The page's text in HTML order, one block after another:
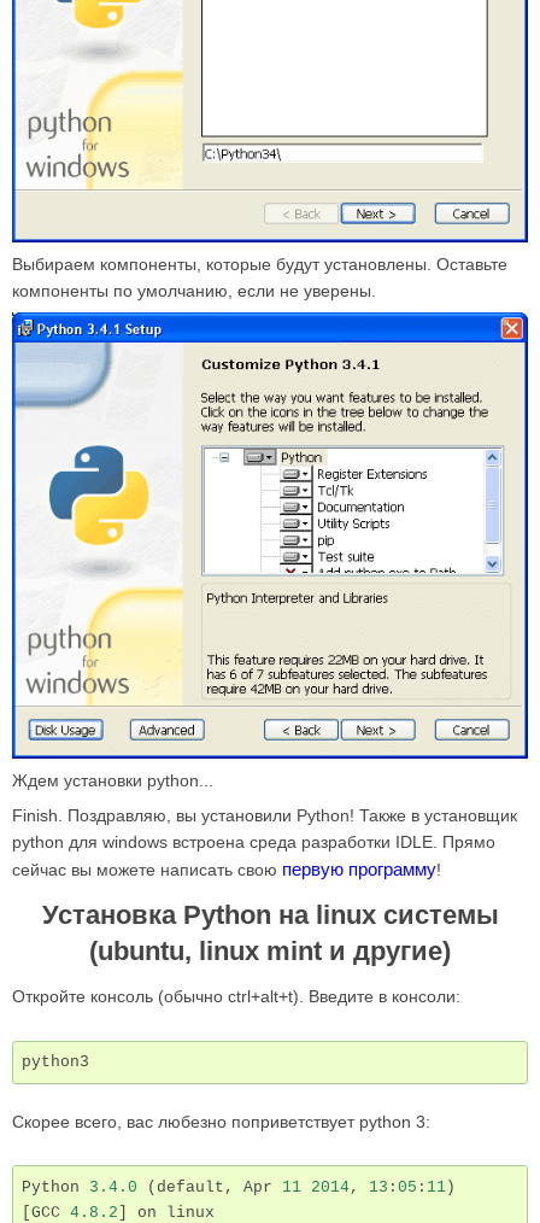
Выбираем компоненты, которые будут установлены. Оставьте
компоненты по умолчанию, если не уверены.
Ждем установки python...
Finish. Поздравляю, вы установили Python! Также в установщик
python для windows встроена среда разработки IDLE. Прямо
сейчас вы можете написать свою первую программу!
Установка Python на linux системы
(ubuntu, linux mint и другие)
Откройте консоль (обычно ctrl+alt+t). Введите в консоли:
Скорее всего, вас любезно поприветствует python 3:
Python 3.4.0 ( default , Apr 11 2014, 13 : 05 : 11)
[GCC 4.8.2] on
linux